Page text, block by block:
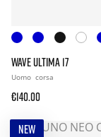
WAVE ULTIMA 17
Uomo corsa
€140.00
NEW